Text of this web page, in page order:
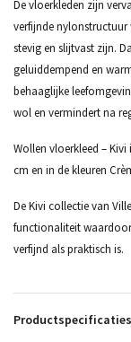
De vloerkleden zijn
verfijnde
stevig en slijtvast zijn.
geluiddempend en
behaaglijke
wol en vermindert na
Wollen vloerkleed – Kivi
cm en in de kleuren
De Kivi collectie van
functionaliteit
verfijnd als praktisch is.
Productspecificaties